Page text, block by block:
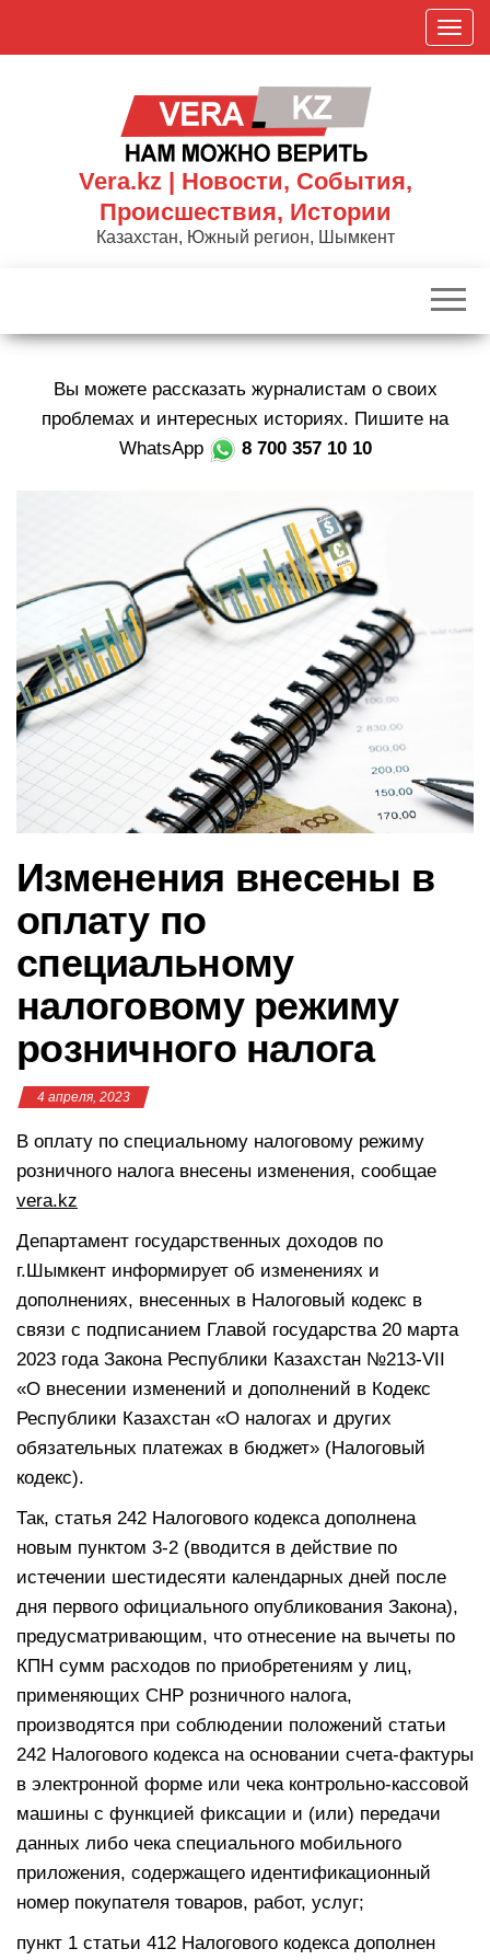
П
о
к
р
и
Vera.kz | Новости, События,
Происшествия, Истории
Казахстан, Южный регион, Шымкент
Вы можете рассказать журналистам о своих
проблемах и интересных историях. Пишите на
WhatsApp
8 700 357 10 10
Изменения внесены в
оплату по
специальному
налоговому режиму
розничного налога
4 апреля, 2023
В оплату по специальному налоговому режиму
розничного налога внесены изменения, сообщае
vera.kz
Департамент государственных доходов по
г.Шымкент информирует об изменениях и
дополнениях, внесенных в Налоговый кодекс в
связи с подписанием Главой государства 20 марта
2023 года Закона Республики Казахстан №213-VII
«О внесении изменений и дополнений в Кодекс
Республики Казахстан «О налогах и других
обязательных платежах в бюджет» (Налоговый
кодекс).
Так, статья 242 Налогового кодекса дополнена
новым пунктом 3-2 (вводится в действие по
истечении шестидесяти календарных дней после
дня первого официального опубликования Закона),
предусматривающим, что отнесение на вычеты по
КПН сумм расходов по приобретениям у лиц,
применяющих СНР розничного налога,
производятся при соблюдении положений статьи
242 Налогового кодекса на основании счета-фактуры
в электронной форме или чека контрольно-кассовой
машины с функцией фиксации и (или) передачи
данных либо чека специального мобильного
приложения, содержащего идентификационный
номер покупателя товаров, работ, услуг;
пункт 1 статьи 412 Налогового кодекса дополнен